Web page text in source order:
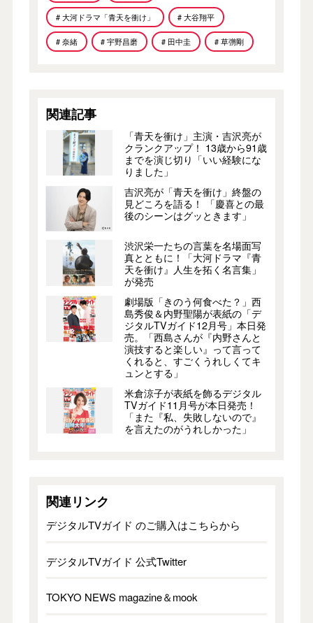
# 大河ドラマ「青天を衝け」 # 大谷翔平
# 奈緒 # 宇野昌磨 # 田中圭 # 草彅剛
関連記事
「青天を衝け」主演・吉沢亮が
クランクアップ！ 13歳から91歳
までを演じ切り「いい経験にな
りました」
吉沢亮が「青天を衝け」終盤の
見どころを語る！ 「慶喜との最
後のシーンはグッときます」
渋沢栄一たちの言葉を名場面写
真とともに！「大河ドラマ『青
天を衝け』人生を拓く名言集」
が発売
劇場版「きのう何食べた？」西
島秀俊＆内野聖陽が表紙の「デ
ジタルTVガイド12月号」本日発
売。「西島さんが『内野さんと
演技すると楽しい』って言って
くれると、すごくうれしくてキ
ュンとする」
米倉涼子が表紙を飾るデジタル
TVガイド11月号が本日発売！
「また『私、失敗しないので』
を言えたのがうれしかった」
関連リンク
デジタルTVガイド のご購入はこちらから
デジタルTVガイド 公式Twitter
TOKYO NEWS magazine＆mook